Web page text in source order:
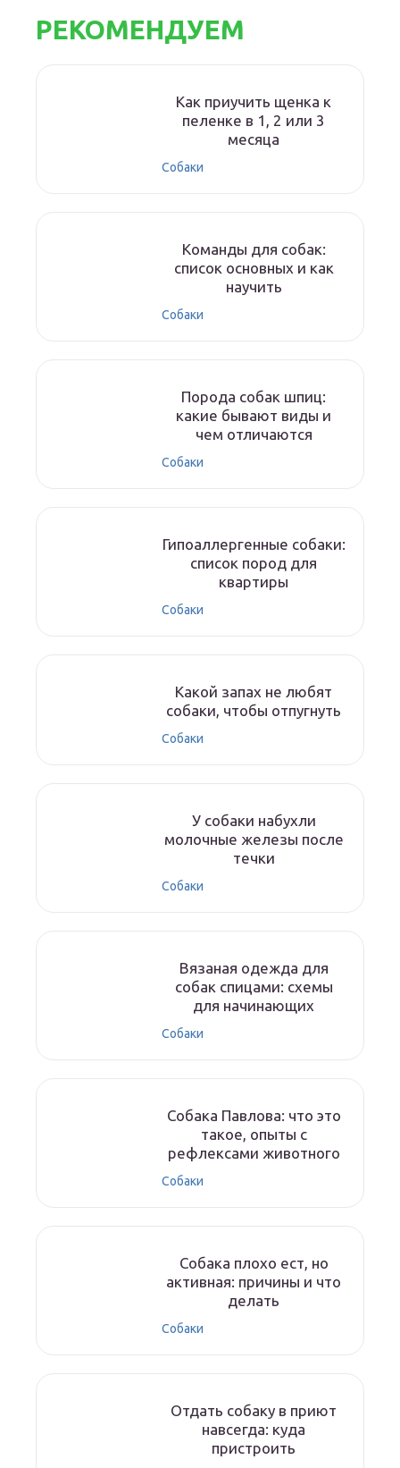
РЕКОМЕНДУЕМ
Как приучить щенка к
пеленке в 1, 2 или 3
месяца
Собаки
Команды для собак:
список основных и как
научить
Собаки
Порода собак шпиц:
какие бывают виды и
чем отличаются
Собаки
Гипоаллергенные собаки:
список пород для
квартиры
Собаки
Какой запах не любят
собаки, чтобы отпугнуть
Собаки
У собаки набухли
молочные железы после
течки
Собаки
Вязаная одежда для
собак спицами: схемы
для начинающих
Собаки
Собака Павлова: что это
такое, опыты с
рефлексами животного
Собаки
Собака плохо ест, но
активная: причины и что
делать
Собаки
Отдать собаку в приют
навсегда: куда
пристроить